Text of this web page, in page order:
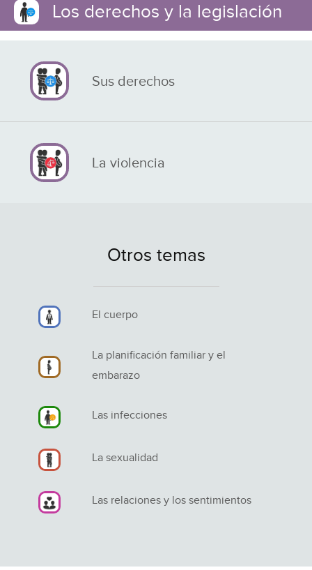
Los derechos y la legislación
Sus derechos
La violencia
Otros temas
El cuerpo
La planificación familiar y el
embarazo
Las infecciones
La sexualidad
Las relaciones y los sentimientos